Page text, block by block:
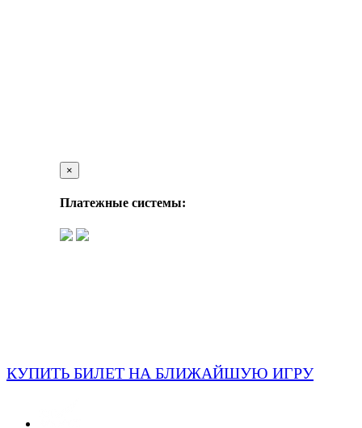
×
Платежные системы:
КУПИТЬ БИЛЕТ НА БЛИЖАЙШУЮ ИГРУ